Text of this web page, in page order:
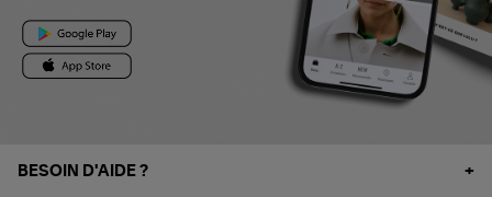
BESOIN D'AIDE ?